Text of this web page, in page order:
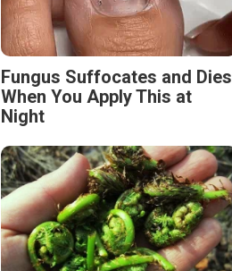
Fungus Suffocates and Dies
When You Apply This at
Night